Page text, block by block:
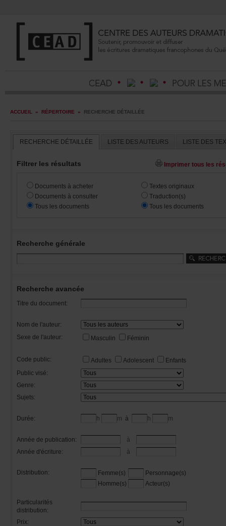
ACCUEIL » RÉPERTOIRE » RECHERCHEDÉTAILLÉE
RECHERCHEDÉTAILLÉE LISTEDESAUTEURS
Filtrerlesrésultats
Documentsàacheter
Documentsàconsulter
Touslesdocuments
Textesoriginaux
Traduction(s)
Touslesdocuments
Recherchegénérale
Rechercheavancée
Titredudocument:
Nomdel'auteur:
Sexedel'auteur:
Masculin Féminin
Codepublic: Adultes Adolescent
Enfants
Publicvisé:
Genre:
Sujets:
Durée: h m à h m
Annéedepublication:
à
Annéed'écriture:
à
Distribution: Femme(s)
Personnage(s)
Homme(s)
Acteur(s)
Particularités
distribution:
Prix: